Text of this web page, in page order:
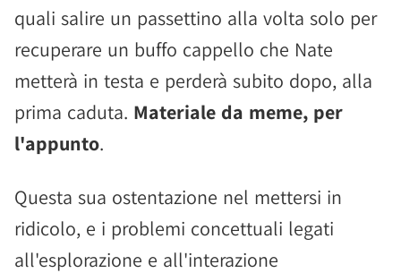
quali salire un passettino alla volta solo per
recuperare un buffo cappello che Nate
metterà in testa e perderà subito dopo, alla
prima caduta. Materiale da meme, per
l'appunto.
Questa sua ostentazione nel mettersi in
ridicolo, e i problemi concettuali legati
all'esplorazione e all'interazione